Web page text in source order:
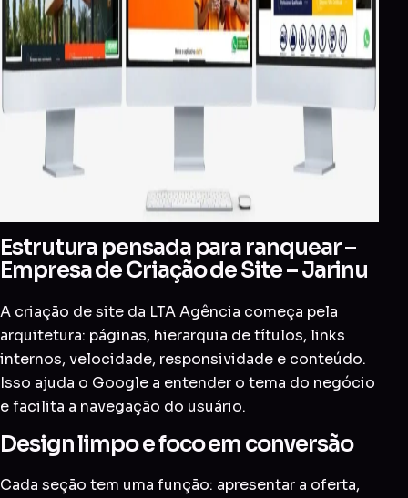
Estrutura pensada para ranquear –
Empresa de Criação de Site – Jarinu
A criação de site da LTA Agência começa pela
arquitetura: páginas, hierarquia de títulos, links
internos, velocidade, responsividade e conteúdo.
Isso ajuda o Google a entender o tema do negócio
e facilita a navegação do usuário.
Design limpo e foco em conversão
Cada seção tem uma função: apresentar a oferta,